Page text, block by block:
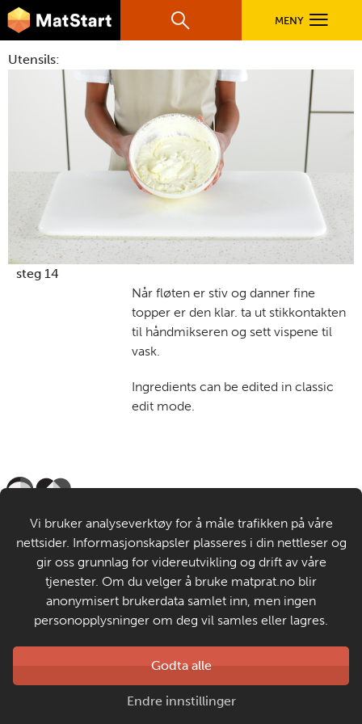
Hopp til hovedinnhold
hovednavigasjonsmobilversjon
MatStart
Søk MENY
OPPSKRIFTER
FILM
FØR DU STARTER
LÆR MER
TIL DE VOKSNE
Utensils:
steg 14
Når fløten er stiv og danner fine
topper er den klar. ta ut stikkontakten
til håndmikseren og sett vispene til
vask.
Ingredients can be edited in classic
edit mode.
Om MatStart
Kontakt oss
Personvern og informasjonskapsler
Laget av
Matprat
Vi bruker analyseverktøy for å måle trafikken på våre
nettsider. Informasjonskapsler plasseres i din nettleser og
gir oss grunnlag for videreutvikling og drift av våre
tjenester. Om du velger å bruke matprat.no blir
anonymisert brukerdata samlet inn, men ingen
personopplysninger om deg vil samles eller lagres.
Godta alle
Endre innstillinger